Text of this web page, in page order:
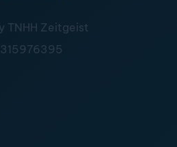
TNHH Zeitgeist